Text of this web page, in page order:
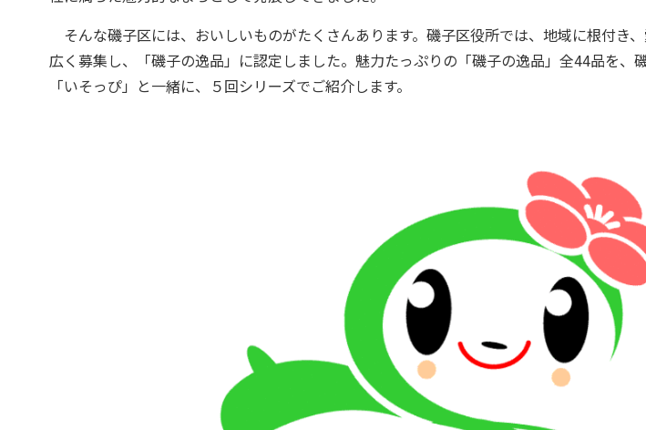
そんな磯子区には、おいしいものがたくさんあります。磯子区役所では、地域に根付き
広く募集し、「磯子の逸品」に認定しました。魅力たっぷりの「磯子の逸品」全44品を、
「いそっぴ」と一緒に、５回シリーズでご紹介します。